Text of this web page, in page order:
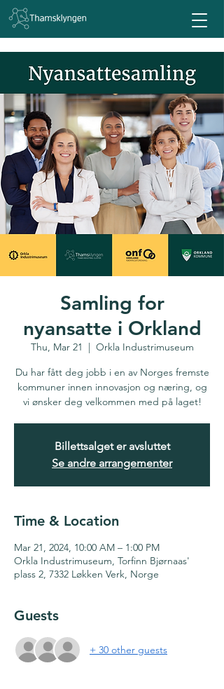
Samling for
nyansatte i Orkland
Thu, Mar 21
  |
Orkla Industrimuseum
Du har fått deg jobb i en av Norges fremste
kommuner innen innovasjon og næring, og
vi ønsker deg velkommen med på laget!
Billettsalget er avsluttet
Se andre arrangementer
Time & Location
Mar 21, 2024, 10:00 AM – 1:00 PM
Orkla Industrimuseum, Torfinn Bjørnaas'
plass 2, 7332 Løkken Verk, Norge
Guests
+ 30 other guests